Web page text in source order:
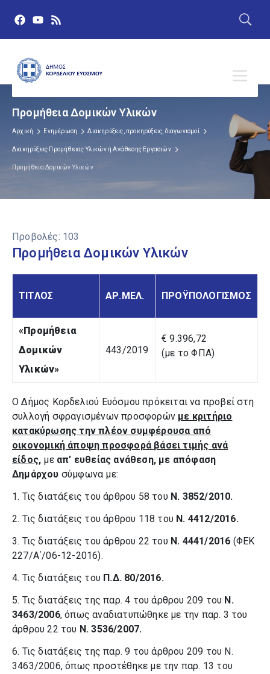
Προμήθεια Δομικών Υλικών
Αρχική Ενημέρωση Διακηρύξεις, προκηρύξεις, διαγωνισμοί
Διακηρύξεις Προμήθειας Υλικών ή Ανάθεσης Εργασιών
Προμήθεια Δομικών Υλικών
Προβολές: 103
Προμήθεια Δομικών Υλικών
ΤΙΤΛΟΣ ΑΡ.ΜΕΛ. ΠΡΟΫΠΟΛΟΓΙΣΜΟΣ
«Προμήθεια
Δομικών
Υλικών»
443/2019
€ 9.396,72
(με το ΦΠΑ)
Ο Δήμος Κορδελιού Ευόσμου πρόκειται να προβεί στη
συλλογή σφραγισμένων προσφορών με κριτήριο
κατακύρωσης την πλέον συμφέρουσα από
οικονομική άποψη προσφορά βάσει τιμής ανά
είδος, με απ’ ευθείας ανάθεση, με απόφαση
Δημάρχου σύμφωνα με:
1. Τις διατάξεις του άρθρου 58 του Ν. 3852/2010.
2. Τις διατάξεις του άρθρου 118 του Ν. 4412/2016.
3. Τις διατάξεις του άρθρου 22 του Ν. 4441/2016 (ΦΕΚ
227/Α΄/06-12-2016).
4. Τις διατάξεις του Π.Δ. 80/2016.
5. Τις διατάξεις της παρ. 4 του άρθρου 209 του Ν.
3463/2006, όπως αναδιατυπώθηκε με την παρ. 3 του
άρθρου 22 του Ν. 3536/2007.
6. Τις διατάξεις της παρ. 9 του άρθρου 209 του Ν.
3463/2006, όπως προστέθηκε με την παρ. 13 του